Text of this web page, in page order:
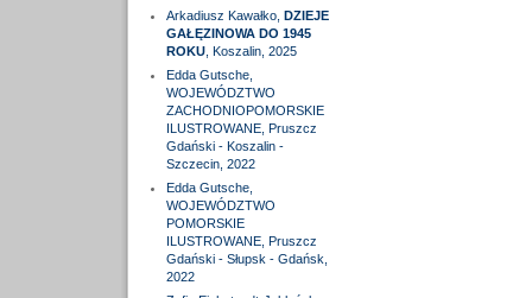
Arkadiusz Kawałko, DZIEJE
GAŁĘZINOWA DO 1945
ROKU, Koszalin, 2025
Edda Gutsche,
WOJEWÓDZTWO
ZACHODNIOPOMORSKIE
ILUSTROWANE, Pruszcz
Gdański - Koszalin -
Szczecin, 2022
Edda Gutsche,
WOJEWÓDZTWO
POMORSKIE
ILUSTROWANE, Pruszcz
Gdański - Słupsk - Gdańsk,
2022